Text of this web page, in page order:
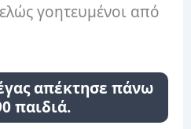
γοητευμένοι από
απέκτησε πάνω
παιδιά.